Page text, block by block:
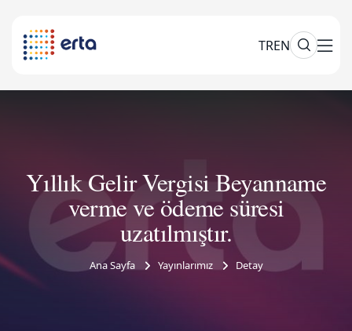
TREN
Yıllık Gelir Vergisi Beyanname
verme ve ödeme süresi
uzatılmıştır.
Ana Sayfa Yayınlarımız Detay